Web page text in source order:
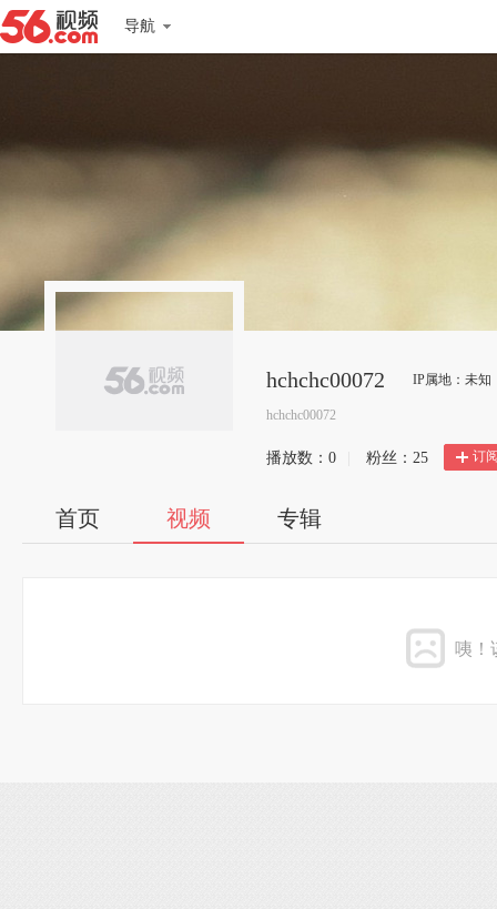
导航
hchchc00072 IP属地：未知
hchchc00072
播放数： 0 粉丝： 25 订
首页 视频 专辑
咦！